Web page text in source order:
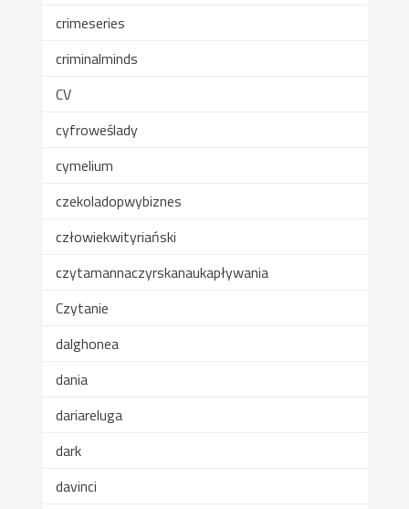
crimeseries
criminalminds
CV
cyfroweślady
cymelium
czekoladopwybiznes
człowiekwityriański
czytamannaczyrskanaukapływania
Czytanie
dalghonea
dania
dariareluga
dark
davinci